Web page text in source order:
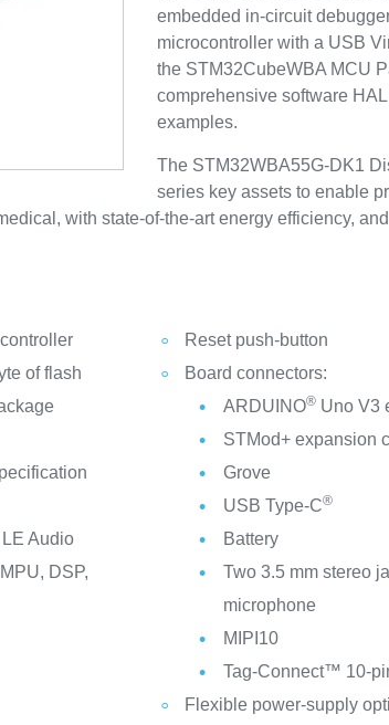
embedded in-circuit
microcontroller with a USB
the STM32CubeWBA MCU
comprehensive software
examples.
The STM32WBA55G-DK1
series key assets to enable
with state-of-the-art energy efficiency,
of flash
Audio
DSP,
Reset push-button
Board connectors:
ARDUINO®Uno V3
STMod+ expansion
Grove
USB Type-C®
Battery
Two 3.5 mm stereo
microphone
MIPI10
Tag‑Connect™
Flexible power-supply